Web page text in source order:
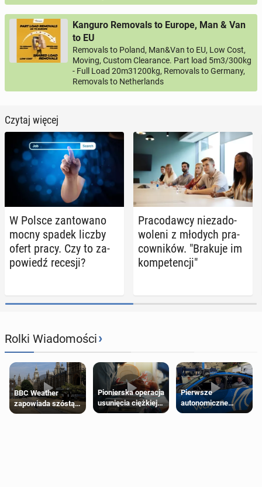
Kanguro Removals to Europe, Man & Van
to EU
Removals to Poland, Man&Van to EU, Low Cost,
Moving, Custom Clearance. Part load 5m3/300kg
- Full Load 20m31200kg, Removals to Germany,
Removals to Netherlands
Czytaj więcej
W Polsce zan­to­wa­no
mocny spadek liczby
ofert pracy. Czy to za­
po­wiedź recesji?
Pra­co­daw­cy nie­za­do­
wo­le­ni z młodych pra­
cow­ni­ków. "Brakuje im
kom­pe­ten­cji"
Rolki Wiadomości›
BBC Weather
zapowiada szóstą
falę upałów w
Pionierska operacja
usunięcia ciężkiej
wady wrodzonej
Pierwsze
autonomiczne
Ubery pojawią się